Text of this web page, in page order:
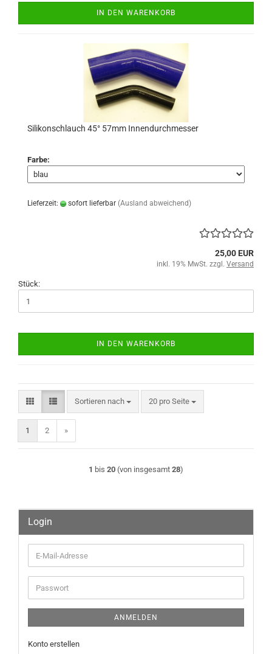
IN DEN WARENKORB
Silikonschlauch 45° 57mm Innendurchmesser
Farbe:
Lieferzeit: sofort lieferbar (Ausland abweichend)
25,00 EUR
inkl. 19% MwSt. zzgl. Versand
Stück:
IN DEN WARENKORB
Sortieren nach
Sortieren nach 20 pro Seite
pro Seite
1 2 »
1 bis 20 (von insgesamt 28)
Login
E-
Mail-
Adresse
Passwort
ANMELDEN
Konto erstellen